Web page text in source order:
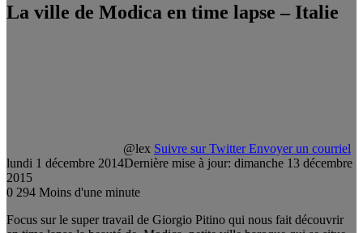
La ville de Modica en time lapse – Italie
@lex Suivre sur Twitter Envoyer un courriel
lundi 1 décembre 2014Dernière mise à jour: dimanche 13 décembre
2015
0 294 Moins d'une minute
Focus sur le super travail de Giorgio Pitino qui nous fait découvrir